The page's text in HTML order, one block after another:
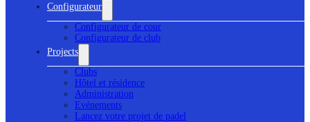
Configurateur
Configurateur de cour
Configurateur de club
Projects
Clubs
Hôtel et résidence
Administration
Evénements
Lancez votre projet de padel